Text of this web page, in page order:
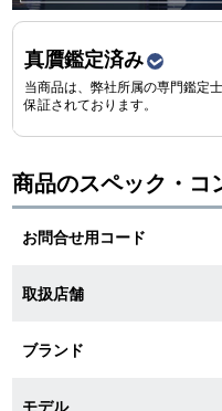
よくある質問
お問い合わせ
真贋鑑定済み
当商品は、弊社所属の専門鑑定
保証されております。
商品のスペック・コ
お問合せ用コード
取扱店舗
ブランド
モデル